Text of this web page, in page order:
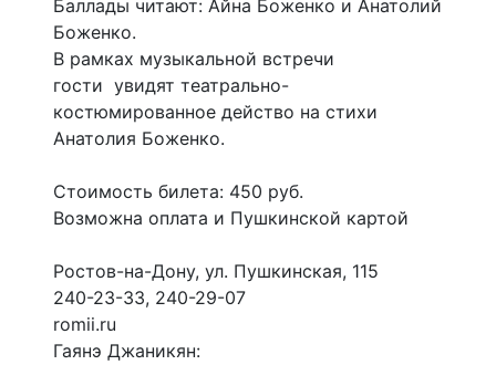
Баллады читают: Айна Боженко и Анатолий
Боженко.
В рамках музыкальной встречи
гости увидят театрально-
костюмированное действо на стихи
Анатолия Боженко.
Стоимость билета: 450 руб.
Возможна оплата и Пушкинской картой
Ростов-на-Дону, ул. Пушкинская, 115
240-23-33, 240-29-07
romii.ru
Гаянэ Джаникян: